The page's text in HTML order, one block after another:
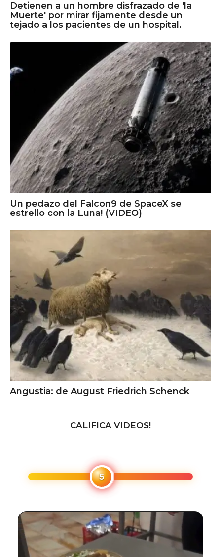
Detienen a un hombre disfrazado de 'la
Muerte' por mirar fijamente desde un
tejado a los pacientes de un hospital.
Un pedazo del Falcon9 de SpaceX se
estrello con la Luna! (VIDEO)
Angustia: de August Friedrich Schenck
CALIFICA VIDEOS!